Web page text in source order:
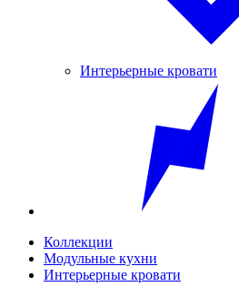
Интерьерные кровати
Коллекции
Модульные кухни
Интерьерные кровати